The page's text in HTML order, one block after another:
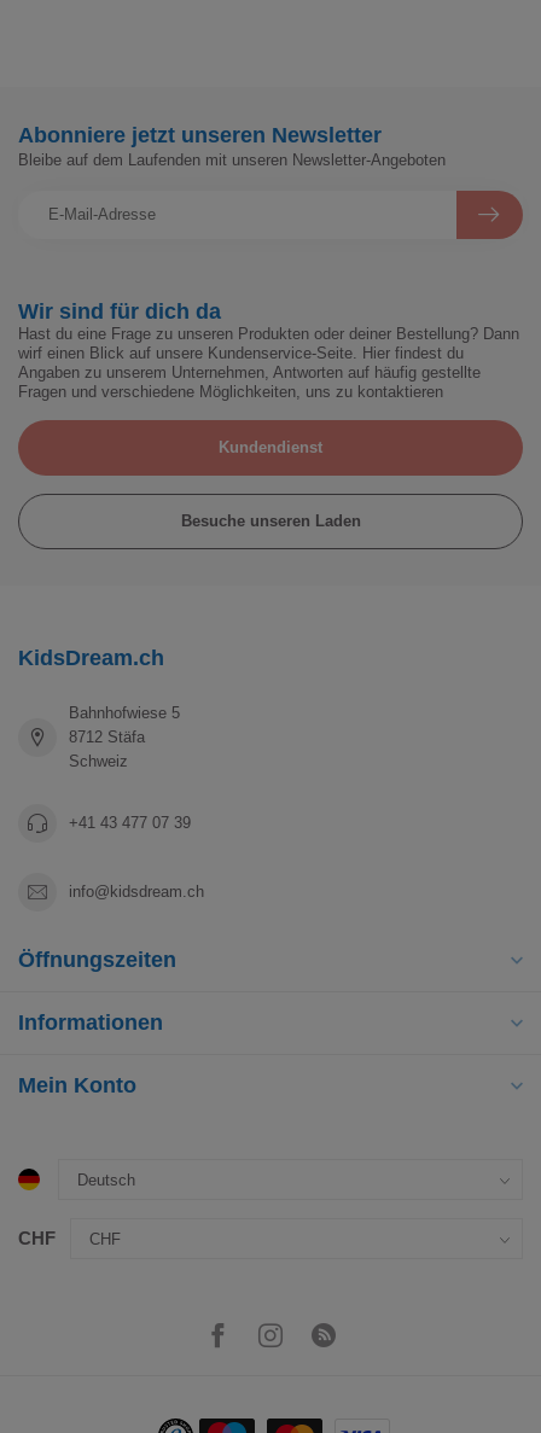
Wir sind für dich da
Hast du eine Frage zu unseren Produkten oder deiner Bestellung? Dann
wirf einen Blick auf unsere Kundenservice-Seite. Hier findest du
Angaben zu unserem Unternehmen, Antworten auf häufig gestellte
Fragen und verschiedene Möglichkeiten, uns zu kontaktieren
Kundendienst
Besuche unseren Laden
Abonniere jetzt unseren Newsletter
Bleibe auf dem Laufenden mit unseren Newsletter-Angeboten
KidsDream.ch
Bahnhofwiese 5
8712 Stäfa
Schweiz
+41 43 477 07 39
info@kidsdream.ch
Öffnungszeiten
Informationen
Mein Konto
CHF